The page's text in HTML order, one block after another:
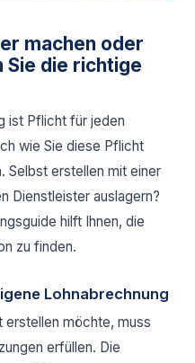
machen oder
Sie die richtige
ist Pflicht für jeden
wie Sie diese Pflicht
Selbst erstellen mit einer
Dienstleister auslagern?
hilft Ihnen, die
zu finden.
Lohnabrechnung
erstellen möchte, muss
erfüllen. Die